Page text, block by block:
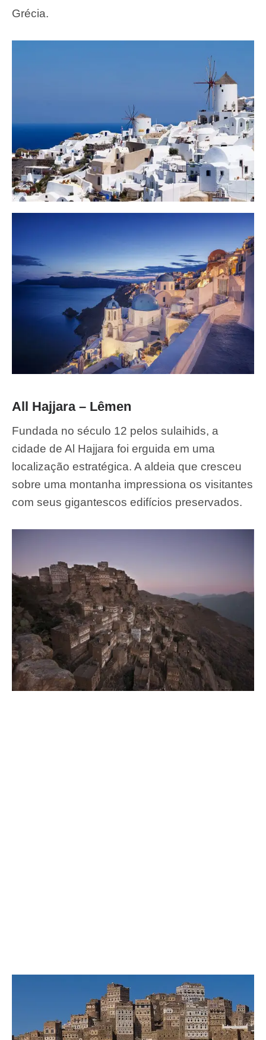
Grécia.
All Hajjara – Lêmen
Fundada no século 12 pelos sulaihids, a
cidade de Al Hajjara foi erguida em uma
localização estratégica. A aldeia que cresceu
sobre uma montanha impressiona os visitantes
com seus gigantescos edifícios preservados.